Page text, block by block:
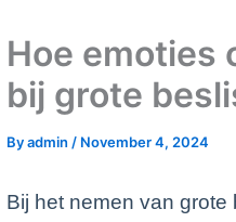
Hoe emoties
bij grote
Byadmin / November 4, 2024
Bij het nemen van